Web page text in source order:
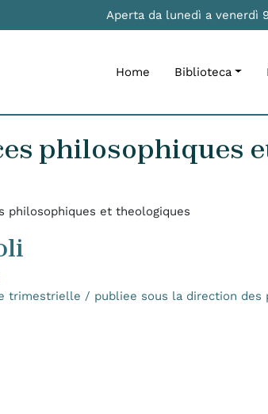
Aperta da lunedì a venerdì
Home Biblioteca
philosophiques
philosophiques et theologiques
trimestrielle / publiee sous la direction